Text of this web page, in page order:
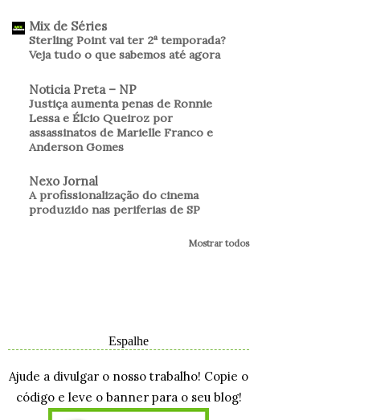
Mix de Séries
Sterling Point vai ter 2ª temporada?
Veja tudo o que sabemos até agora
Noticia Preta – NP
Justiça aumenta penas de Ronnie
Lessa e Élcio Queiroz por
assassinatos de Marielle Franco e
Anderson Gomes
Nexo Jornal
A profissionalização do cinema
produzido nas periferias de SP
Mostrar todos
Espalhe
Ajude a divulgar o nosso trabalho! Copie o
código e leve o banner para o seu blog!